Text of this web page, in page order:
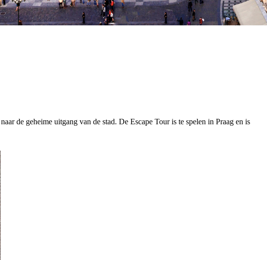
de geheime uitgang van de stad. De Escape Tour is te spelen in Praag en is